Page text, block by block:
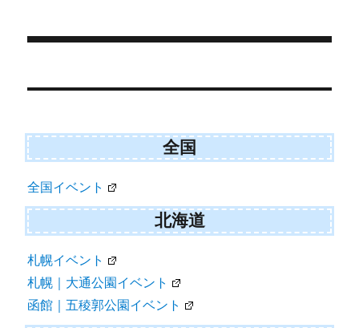
稿
ビ
ゲ
ー
シ
ョ
ン
全国
全国イベント
北海道
札幌イベント
札幌｜大通公園イベント
函館｜五稜郭公園イベント